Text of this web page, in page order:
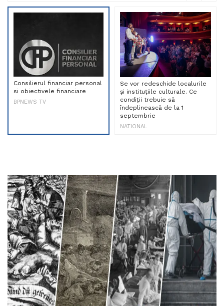
Consilierul financiar personal
si obiectivele financiare
BPNEWS TV
Se vor redeschide localurile
și instituțiile culturale. Ce
condiții trebuie să
îndeplinească de la 1
septembrie
NATIONAL